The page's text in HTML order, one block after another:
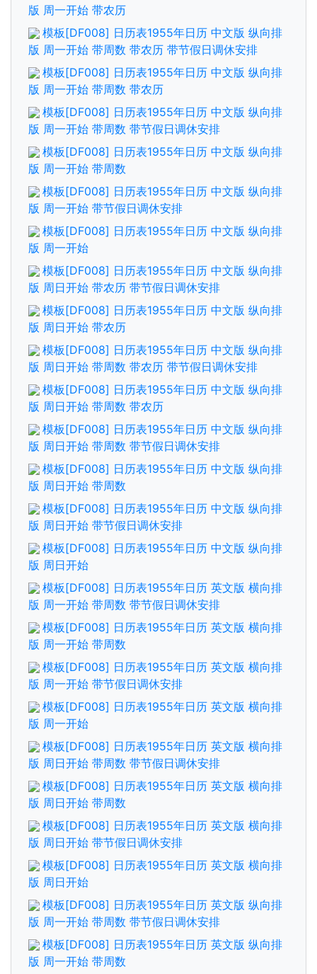
版 周一开始 带农历
模板[DF008] 日历表1955年日历 中文版 纵向排
版 周一开始 带周数 带农历 带节假日调休安排
模板[DF008] 日历表1955年日历 中文版 纵向排
版 周一开始 带周数 带农历
模板[DF008] 日历表1955年日历 中文版 纵向排
版 周一开始 带周数 带节假日调休安排
模板[DF008] 日历表1955年日历 中文版 纵向排
版 周一开始 带周数
模板[DF008] 日历表1955年日历 中文版 纵向排
版 周一开始 带节假日调休安排
模板[DF008] 日历表1955年日历 中文版 纵向排
版 周一开始
模板[DF008] 日历表1955年日历 中文版 纵向排
版 周日开始 带农历 带节假日调休安排
模板[DF008] 日历表1955年日历 中文版 纵向排
版 周日开始 带农历
模板[DF008] 日历表1955年日历 中文版 纵向排
版 周日开始 带周数 带农历 带节假日调休安排
模板[DF008] 日历表1955年日历 中文版 纵向排
版 周日开始 带周数 带农历
模板[DF008] 日历表1955年日历 中文版 纵向排
版 周日开始 带周数 带节假日调休安排
模板[DF008] 日历表1955年日历 中文版 纵向排
版 周日开始 带周数
模板[DF008] 日历表1955年日历 中文版 纵向排
版 周日开始 带节假日调休安排
模板[DF008] 日历表1955年日历 中文版 纵向排
版 周日开始
模板[DF008] 日历表1955年日历 英文版 横向排
版 周一开始 带周数 带节假日调休安排
模板[DF008] 日历表1955年日历 英文版 横向排
版 周一开始 带周数
模板[DF008] 日历表1955年日历 英文版 横向排
版 周一开始 带节假日调休安排
模板[DF008] 日历表1955年日历 英文版 横向排
版 周一开始
模板[DF008] 日历表1955年日历 英文版 横向排
版 周日开始 带周数 带节假日调休安排
模板[DF008] 日历表1955年日历 英文版 横向排
版 周日开始 带周数
模板[DF008] 日历表1955年日历 英文版 横向排
版 周日开始 带节假日调休安排
模板[DF008] 日历表1955年日历 英文版 横向排
版 周日开始
模板[DF008] 日历表1955年日历 英文版 纵向排
版 周一开始 带周数 带节假日调休安排
模板[DF008] 日历表1955年日历 英文版 纵向排
版 周一开始 带周数